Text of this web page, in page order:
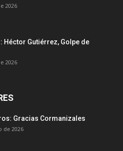
2026
Héctor Gutiérrez, Golpe de
2026
Gracias Cormanizales
de 2026